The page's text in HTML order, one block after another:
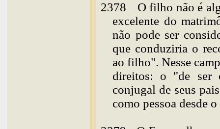
2378
O filho não é
excelente do
não pode ser
que conduziria o
ao filho". Nesse
direitos: o "de ser
conjugal de seus
como pessoa desde